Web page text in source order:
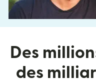
Des
des